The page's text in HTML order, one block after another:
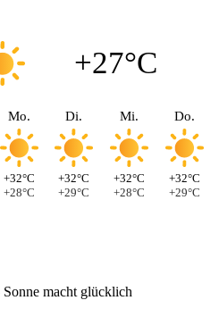
+27°C
Mo.
+32°C
+28°C
Di.
+32°C
+29°C
Mi.
+32°C
+28°C
Do.
+32°C
+29°C
macht glücklich